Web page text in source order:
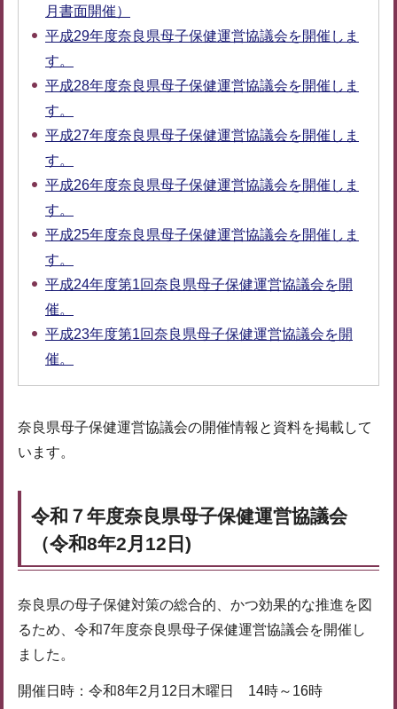
月書面開催）
平成29年度奈良県母子保健運営協議会を開催しま
す。
平成28年度奈良県母子保健運営協議会を開催しま
す。
平成27年度奈良県母子保健運営協議会を開催しま
す。
平成26年度奈良県母子保健運営協議会を開催しま
す。
平成25年度奈良県母子保健運営協議会を開催しま
す。
平成24年度第1回奈良県母子保健運営協議会を開
催。
平成23年度第1回奈良県母子保健運営協議会を開
催。
奈良県母子保健運営協議会の開催情報と資料を掲載して
います。
令和７年度奈良県母子保健運営協議会
（令和8年2月12日)
奈良県の母子保健対策の総合的、かつ効果的な推進を図
るため、令和7年度奈良県母子保健運営協議会を開催し
ました。
開催日時：令和8年2月12日木曜日 14時～16時